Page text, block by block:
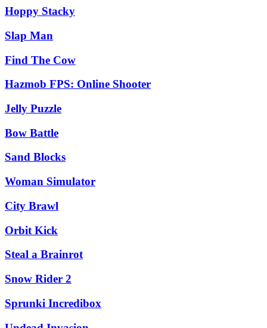
Hoppy Stacky
Slap Man
Find The Cow
Hazmob FPS: Online Shooter
Jelly Puzzle
Bow Battle
Sand Blocks
Woman Simulator
City Brawl
Orbit Kick
Steal a Brainrot
Snow Rider 2
Sprunki Incredibox